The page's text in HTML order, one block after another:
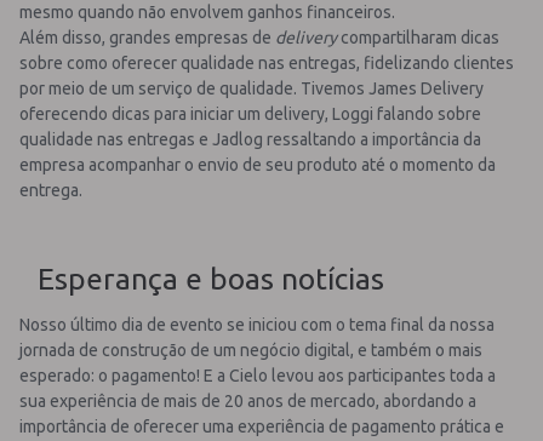
mesmo quando não envolvem ganhos financeiros.
Além disso, grandes empresas de deliverycompartilharam dicas
sobre como oferecer qualidade nas entregas, fidelizando clientes
por meio de um serviço de qualidade. Tivemos James Delivery
oferecendo dicas para iniciar um delivery, Loggi falando sobre
qualidade nas entregas e Jadlog ressaltando a importância da
empresa acompanhar o envio de seu produto até o momento da
entrega.
Esperança e boas notícias
Nosso último dia de evento se iniciou com o tema final da nossa
jornada de construção de um negócio digital, e também o mais
esperado: o pagamento! E a Cielo levou aos participantes toda a
sua experiência de mais de 20 anos de mercado, abordando a
importância de oferecer uma experiência de pagamento prática e